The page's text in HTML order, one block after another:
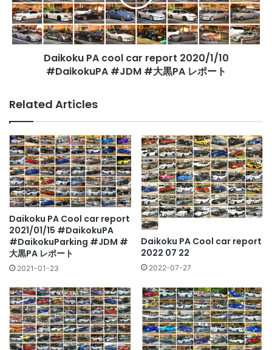
2020/1/10
#DaikokuPA
#JDM
#
ポ
ー
ト
Daikoku PA cool car report 2020/1/10
#DaikokuPA #JDM #大黒PA レポート
Related Articles
Daikoku PA Cool car report
2021/01/15 #DaikokuPA
#DaikokuParking #JDM #
大黒PA レポート
2021-01-23
Daikoku PA Cool car report
2022 07 22
2022-07-27